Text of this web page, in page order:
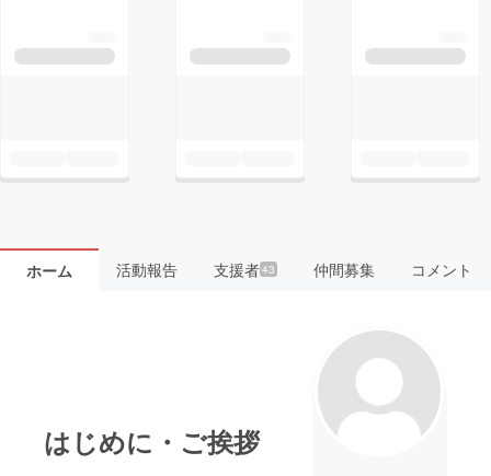
ホーム 活動報告 支援者43 仲間募集 コメント
はじめに・ご挨拶